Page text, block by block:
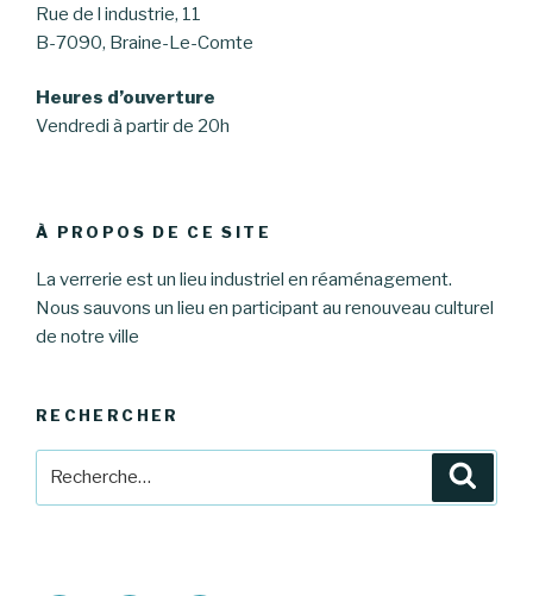
Rue de l industrie, 11
B-7090, Braine-Le-Comte
Heures d’ouverture
Vendredi à partir de 20h
À PROPOS DE CE SITE
La verrerie est un lieu industriel en réaménagement.
Nous sauvons un lieu en participant au renouveau culturel
de notre ville
RECHERCHER